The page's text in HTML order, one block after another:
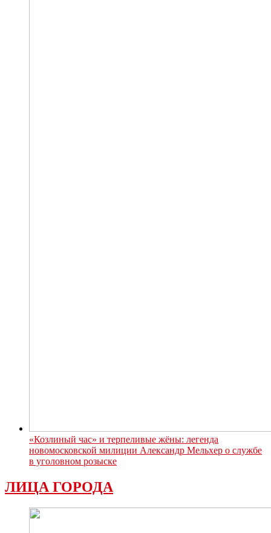
«Козлиный час» и терпеливые жёны: легенда
новомосковской милиции Александр Мельхер о службе
в уголовном розыске
ЛИЦА ГОРОДА